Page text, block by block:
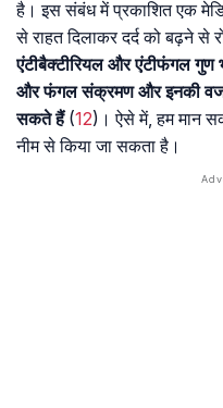
है। इस संबंध में प्रकाशित एक
से राहत दिलाकर दर्द को बढ़ने
एंटीबैक्टीरियल और एंटीफंगल गुण
और फंगल संक्रमण और इनकी
सकते हैं(12)। ऐसे में, हम मान
नीम से किया जा सकता है।